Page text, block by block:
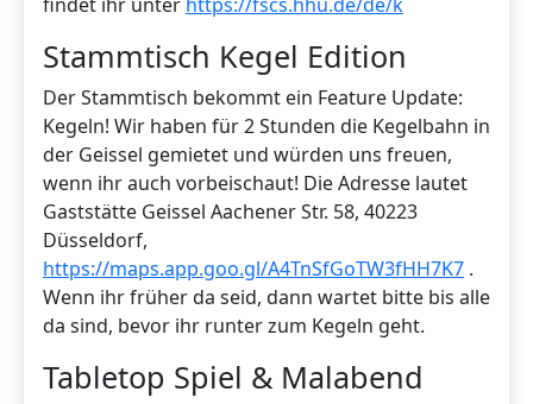
Stammtisch Kegel Edition
Der Stammtisch bekommt ein Feature Update:
Kegeln! Wir haben für 2 Stunden die Kegelbahn in
der Geissel gemietet und würden uns freuen,
wenn ihr auch vorbeischaut! Die Adresse lautet
Gaststätte Geissel Aachener Str. 58, 40223
Düsseldorf,
https://maps.app.goo.gl/A4TnSfGoTW3fHH7K7 .
Wenn ihr früher da seid, dann wartet bitte bis alle
da sind, bevor ihr runter zum Kegeln geht.
Tabletop Spiel & Malabend